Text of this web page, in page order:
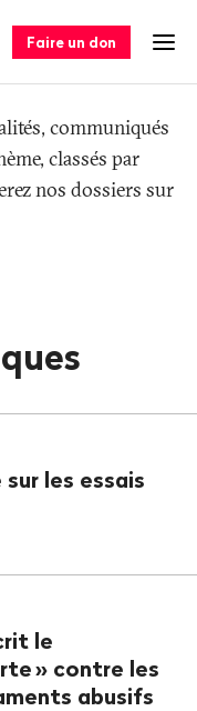
Faire un don
communiqués
classés par
nos dossiers sur
les essais
le
» contre les
abusifs